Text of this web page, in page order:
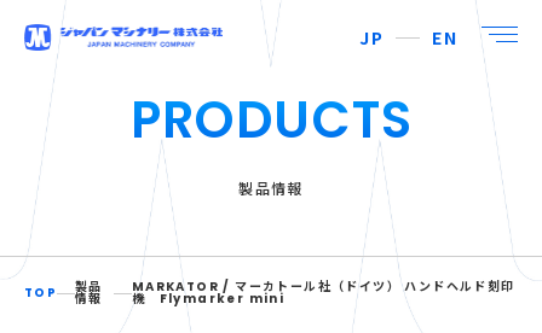
JP EN
PRODUCTS
製品情報
TOP 製品
情報
MARKATOR / マーカトール社（ドイツ） ハンドヘルド刻印
機 Flymarker mini